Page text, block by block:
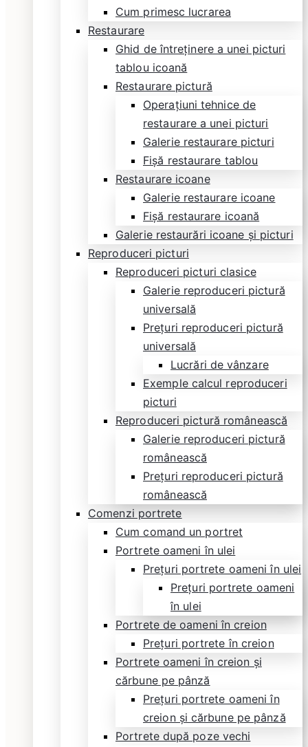
Cum primesc lucrarea
Restaurare
Ghid de întreținere a unei picturi
tablou icoană
Restaurare pictură
Operațiuni tehnice de
restaurare a unei picturi
Galerie restaurare picturi
Fișă restaurare tablou
Restaurare icoane
Galerie restaurare icoane
Fișă restaurare icoană
Galerie restaurări icoane și picturi
Reproduceri picturi
Reproduceri picturi clasice
Galerie reproduceri pictură
universală
Prețuri reproduceri pictură
universală
Lucrări de vânzare
Exemple calcul reproduceri
picturi
Reproduceri pictură românească
Galerie reproduceri pictură
românească
Prețuri reproduceri pictură
românească
Comenzi portrete
Cum comand un portret
Portrete oameni în ulei
Prețuri portrete oameni în ulei
Prețuri portrete oameni
în ulei
Portrete de oameni în creion
Prețuri portrete în creion
Portrete oameni în creion și
cărbune pe pânză
Prețuri portrete oameni în
creion și cărbune pe pânză
Portrete după poze vechi